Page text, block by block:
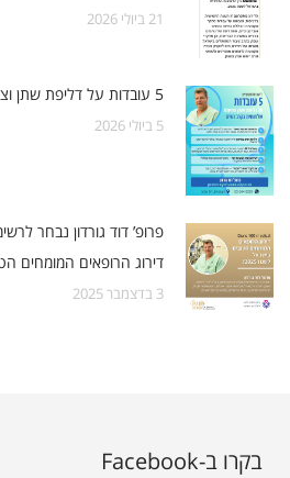
21 ביולי 2026
‏‏5 עובדות על דליפת שתן וצניחת שלפוחית בנשים
5 ביולי 2026
דירוג הרופאים המומחים
3 בדצמבר 2025
בקרו ב-Facebook